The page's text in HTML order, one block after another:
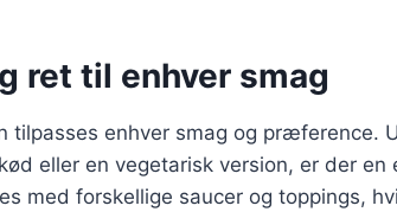
ret til enhver smag
tilpasses enhver smag og præference.
eller en vegetarisk version, er der en
med forskellige saucer og toppings,